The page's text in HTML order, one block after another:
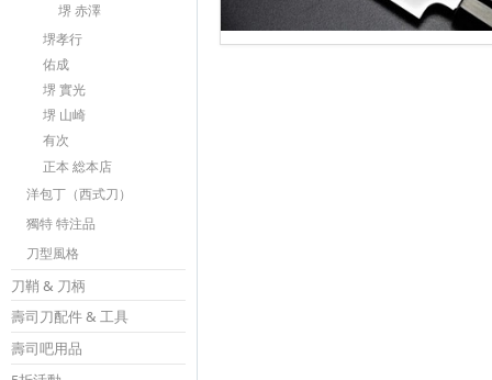
堺 赤澤
堺孝行
佑成
堺 實光
堺 山崎
有次
正本 総本店
洋包丁（西式刀）
獨特 特注品
刀型風格
刀鞘 & 刀柄
壽司刀配件 & 工具
壽司吧用品